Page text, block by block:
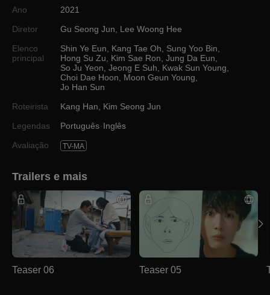
Ano
2021
Diretor
Gu Seong Jun
Lee Woong Hee
Elenco
principal
Shin Ye Eun Kang Tae Oh Sung Yoo Bin
Hong Su Zu
Kim Sae Ron Jung Da Eun
So Ju Yeon Jeong E Suh Kwak Sun Young
Choi Dae Hoon
Moon Geun Young
Jo Han Sun
Roteirista
Kang Han
Kim Seong Jun
Legendas
Português Inglês
Avaliação
TV-MA
Trailers e mais
Teaser 06 Teaser 05